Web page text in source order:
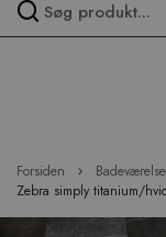
Forsiden
Zebra simply titanium/
Hop